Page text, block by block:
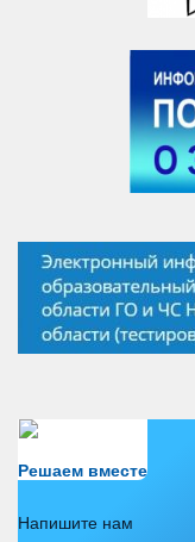
Решаем вместе
Напишите нам